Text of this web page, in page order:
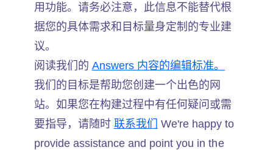
用功能。请务必注意，此信息不能替代根
据您的具体需求和目标量身定制的专业建
议。
阅读我们的 Answers 内容的编辑标准。
我们的目标是帮助您创建一个出色的网
站。如果您在构建过程中有任何疑问或需
要指导，请随时 联系我们 We're happy to
provide assistance and point you in the